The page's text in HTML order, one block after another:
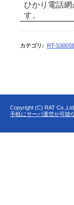
ひかり電話
す。
カテゴリ : RT-
Copyright (C) RAT
手軽にサーバ運営が可能